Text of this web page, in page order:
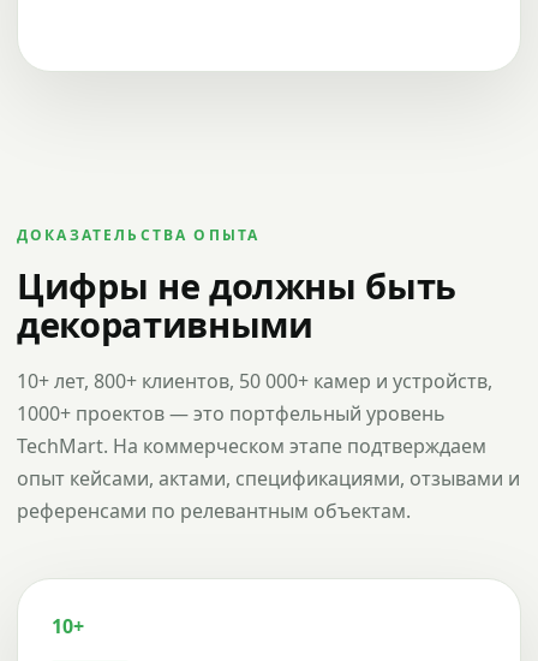
ДОКАЗАТЕЛЬСТВА ОПЫТА
Цифры не должны быть
декоративными
10+ лет, 800+ клиентов, 50 000+ камер и устройств,
1000+ проектов — это портфельный уровень
TechMart. На коммерческом этапе подтверждаем
опыт кейсами, актами, спецификациями, отзывами и
референсами по релевантным объектам.
10+